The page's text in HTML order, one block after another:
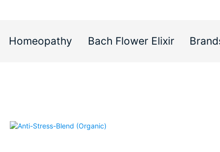
Homeopathy Bach Flower Elixir